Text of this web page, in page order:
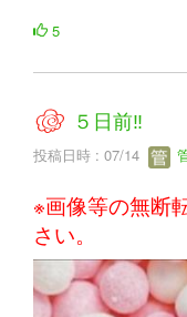
5
５日前‼
投稿日時 : 07/14
※画像等の無断
さい。